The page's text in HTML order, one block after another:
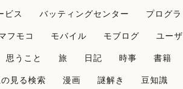
ビス バッティングセンター
プログ
フモコ モバイル モブログ
ユー
思うこと 旅 日記 時事 書籍
見る検索 漫画 謎解き 豆知識